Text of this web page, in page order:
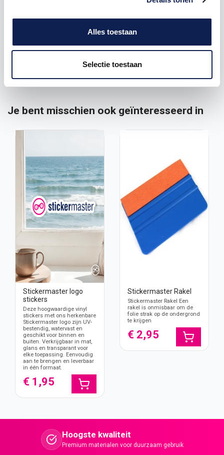
Alles toestaan
Selectie toestaan
het alleen mogelijk om het via pakketpost te
versturen. Verzending is daarom pas gratis vanaf
Je bent misschien ook geïnteresseerd in
Stickermaster logo
stickers
Deze hoogwaardige vinyl
stickers met ons herkenbare
Stickermaster logo zijn UV-
bestendig, watervast en
geschikt voor binnen en
buiten. Verkrijgbaar in mat,
glans en transparant voor
elke toepassing. Eenvoudig
aan te brengen en leverbaar
in één formaat.
€ 1,95
Stickermaster Rakel
Stickermaster Rakel Een
rakel is onmisbaar om de
folie strak op de ondergrond
te krijgen
€ 2,95
Hoogste kwaliteit
Premium materialen voor duurzaam gebruik